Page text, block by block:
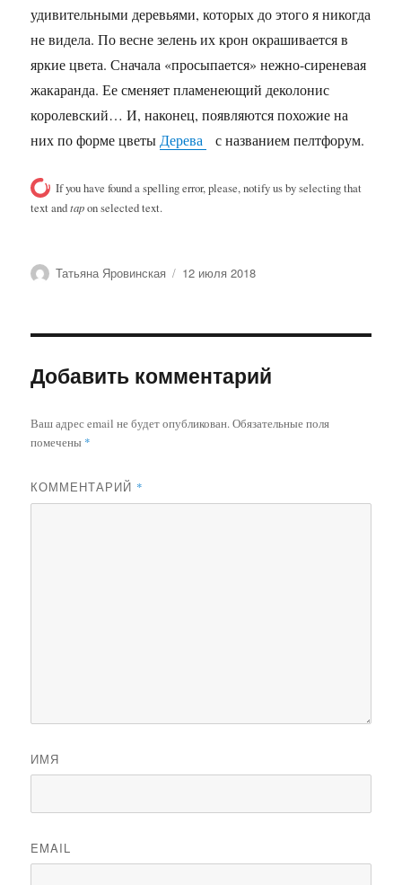
удивительными деревьями, которых до этого я никогда
не видела. По весне зелень их крон окрашивается в
яркие цвета. Сначала «просыпается» нежно-сиреневая
жакаранда. Ее сменяет пламенеющий деколонис
королевский… И, наконец, появляются похожие на
них по форме цветыДерева с названием пелтфорум.
If you have found a spelling error, please, notify us by selecting that
text andtapon selected text.
Автор
Татьяна Яровинская Опубликовано
12 июля 2018
Добавить комментарий
Ваш адрес email не будет опубликован.Обязательные поля
помечены *
КОММЕНТАРИЙ *
ИМЯ
EMAIL